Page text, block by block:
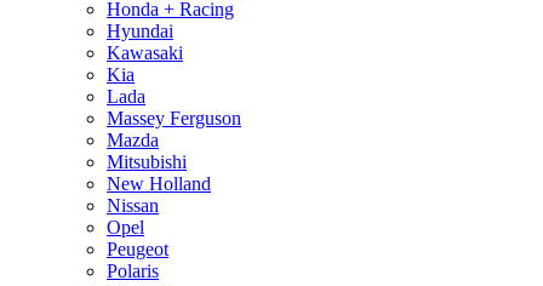
Honda + Racing
Hyundai
Kawasaki
Kia
Lada
Massey Ferguson
Mazda
Mitsubishi
New Holland
Nissan
Opel
Peugeot
Polaris